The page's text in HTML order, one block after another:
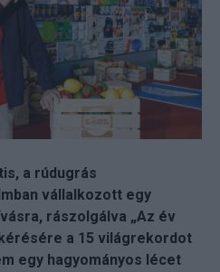
a rúdugrás
vállalkozott egy
rászolgálva „Az év
a 15 világrekordot
egy hagyományos lécet